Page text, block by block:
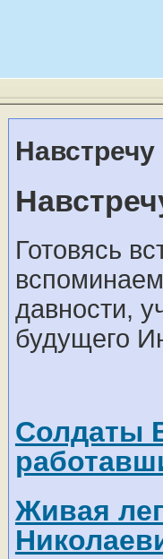
Готовясь
давности,
будущего
Солдаты
Живая